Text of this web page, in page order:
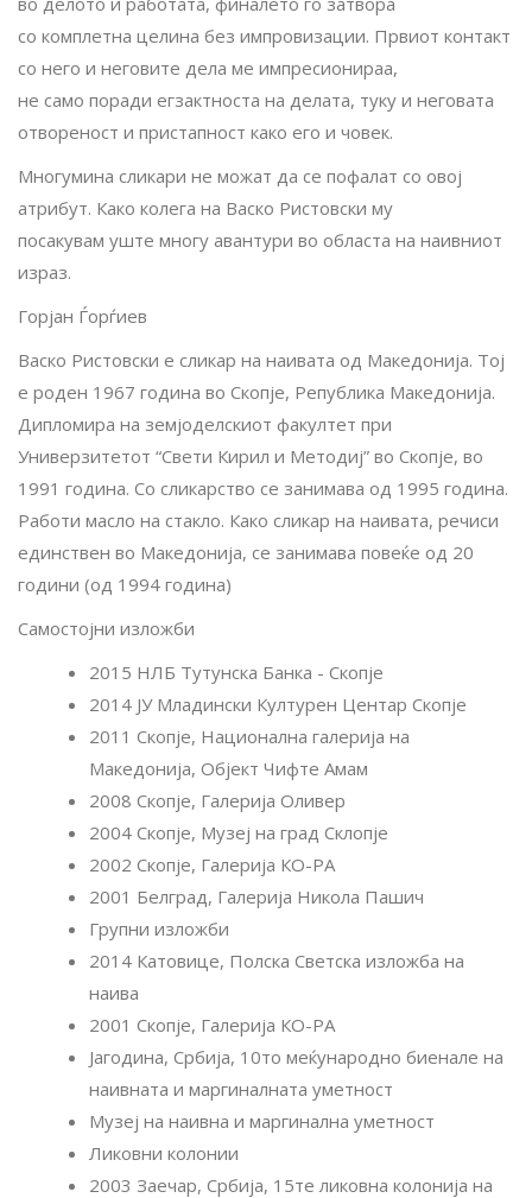
со комплетна целина без импровизации. Првиот контакт
со него и неговите дела ме импресионираa,
не само поради егзактноста на делата, туку и неговата
отвореност и пристапност како его и човек.
Многумина сликари не можат да се пофалат со овој
атрибут. Како колега на Васко Ристовски му
посакувам уште многу авантури во областа на наивниот
израз.
Горјан Ѓорѓиев
Васко Ристовски е сликар на наивата од Македонија. Тој
е роден 1967 година во Скопје, Република Македонија.
Дипломира на земјоделскиот факултет при
Универзитетот “Свети Кирил и Методиj” во Скопје, во
1991 година. Со сликарство се занимава од 1995 година.
Работи масло на стакло. Како сликар на наивата, речиси
единствен во Македонија, се занимава повеќе од 20
години (од 1994 година)
Самостојни изложби
2015 НЛБ Тутунска Банка - Скопје
2014 ЈУ Младински Културен Центар Скопје
2011 Скопје, Национална галерија на
Македонија, Објект Чифте Амам
2008 Скопје, Галерија Оливер
2004 Скопје, Музеј на град Склопје
2002 Скопје, Галерија КО-РА
2001 Белград, Галерија Никола Пашич
Групни изложби
2014 Катовице, Полска Светска изложба на
наива
2001 Скопје, Галерија КО-РА
Јагодина, Србија, 10то меќународно биенале на
наивната и маргиналната уметност
Музеј на наивна и маргинална уметност
Ликовни колонии
2003 Заечар, Србија, 15те ликовна колонија на